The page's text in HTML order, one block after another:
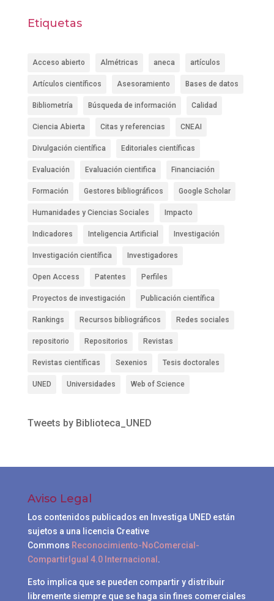
Etiquetas
Acceso abierto Almétricas aneca artículos
Artículos científicos Asesoramiento Bases de datos
Bibliometría Búsqueda de información Calidad
Ciencia Abierta Citas y referencias CNEAI
Divulgación científica Editoriales científicas
Evaluación Evaluación cientifica Financiación
Formación Gestores bibliográficos Google Scholar
Humanidades y Ciencias Sociales Impacto
Indicadores Inteligencia Artificial Investigación
Investigación científica Investigadores
Open Access Patentes Perfiles
Proyectos de investigación Publicación científica
Rankings Recursos bibliográficos Redes sociales
repositorio Repositorios Revistas
Revistas científicas Sexenios Tesis doctorales
UNED Universidades Web of Science
Tweets by Biblioteca_UNED
Aviso Legal
Los contenidos publicados en Investiga UNED están
sujetos a una licencia Creative
Commons Reconocimiento-NoComercial-
CompartirIgual 4.0 Internacional .
Esto implica que se pueden compartir y distribuir
libremente siempre que se haga sin fines comerciales